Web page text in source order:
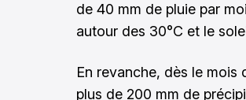
de 40 mm de pluie par
autour des 30°C et le
En revanche, dès le mois
plus de 200 mm de